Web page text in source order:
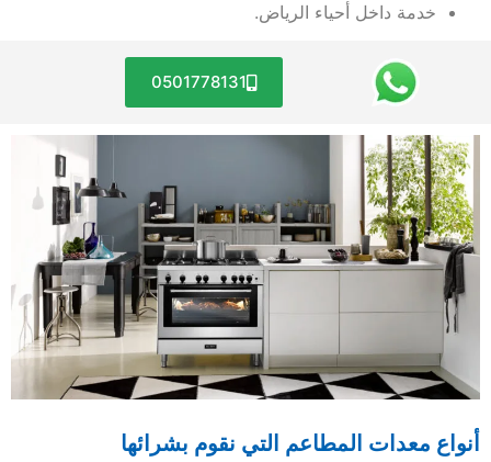
خدمة داخل أحياء الرياض.
0501778131
أنواع معدات المطاعم التي نقوم بشرائها